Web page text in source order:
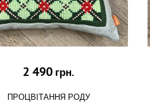
2 490 грн.
ПРОЦВІТАННЯ РОДУ